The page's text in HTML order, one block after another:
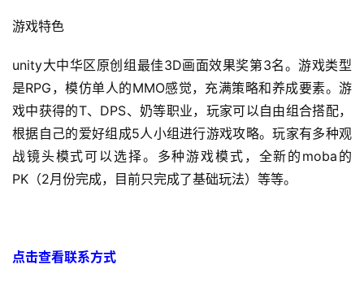
戏
单
机
游
戏
休
游戏特色
unity大中华区原创组最佳3D画面效果奖第3名。游戏类型
是RPG，模仿单人的MMO感觉，充满策略和养成要素。游
戏中获得的T、DPS、奶等职业，玩家可以自由组合搭配，
根据自己的爱好组成5人小组进行游戏攻略。玩家有多种观
战镜头模式可以选择。多种游戏模式，全新的moba的
PK（2月份完成，目前只完成了基础玩法）等等。
点击查看联系方式